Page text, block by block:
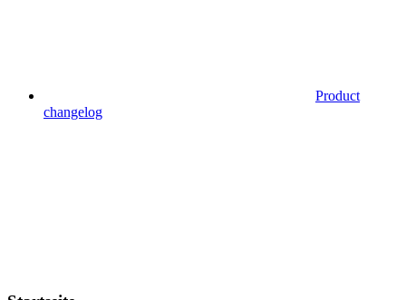
Product
changelog